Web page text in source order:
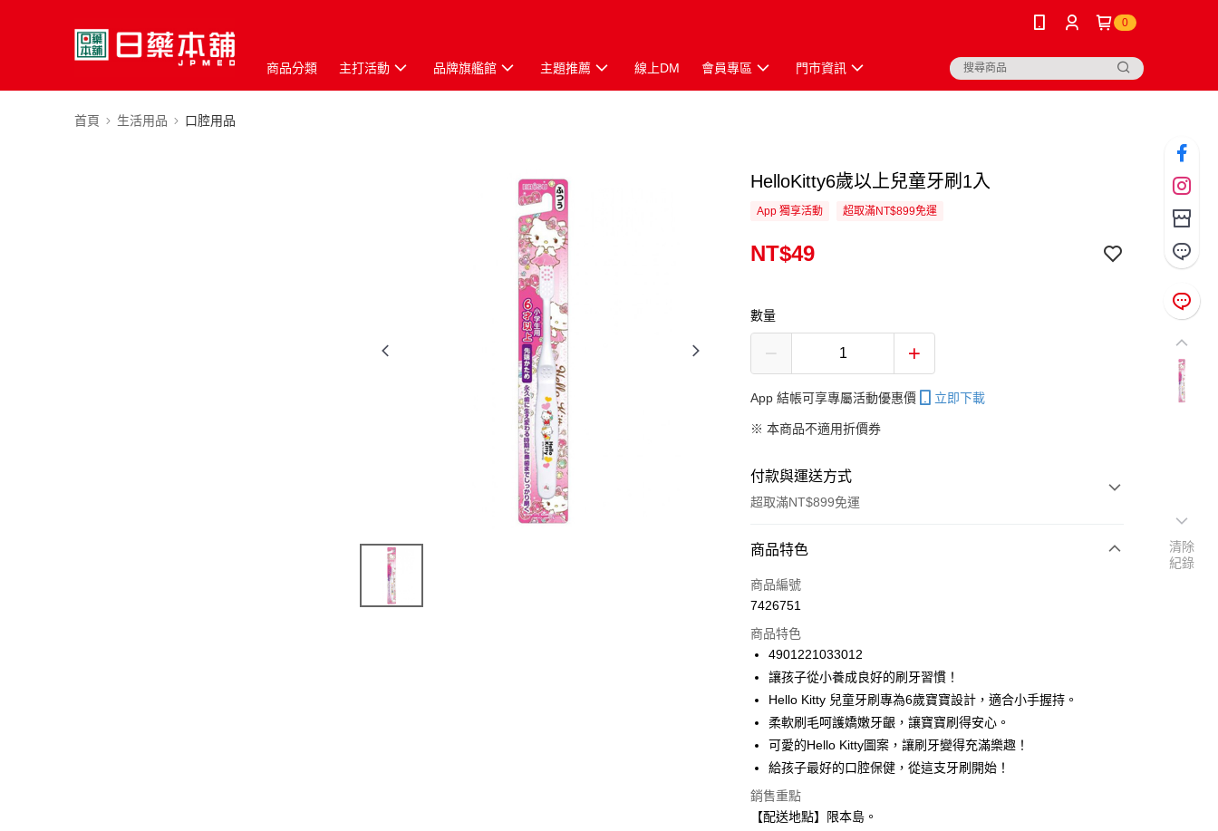
0
商品分類 主打活動 品牌旗艦館 主題推薦 線上DM 會員專區 門市資訊
首頁 生活用品 口腔用品
HelloKitty6歲以上兒童牙刷1入
App 獨享活動 超取滿NT$899免運
NT$49
數量
App 結帳可享專屬活動優惠價 立即下載
※ 本商品不適用折價券
付款與運送方式
超取滿NT$899免運
付款方式
信用卡一次付款
LINE Pay
Apple Pay
街口支付
悠遊付
全盈+PAY
商品特色
商品編號
7426751
商品特色
4901221033012
讓孩子從小養成良好的刷牙習慣！
Hello Kitty 兒童牙刷專為6歲寶寶設計，適合小手握持。
柔軟刷毛呵護嬌嫩牙齦，讓寶寶刷得安心。
可愛的Hello Kitty圖案，讓刷牙變得充滿樂趣！
給孩子最好的口腔保健，從這支牙刷開始！
銷售重點
【配送地點】限本島。
清除
紀錄